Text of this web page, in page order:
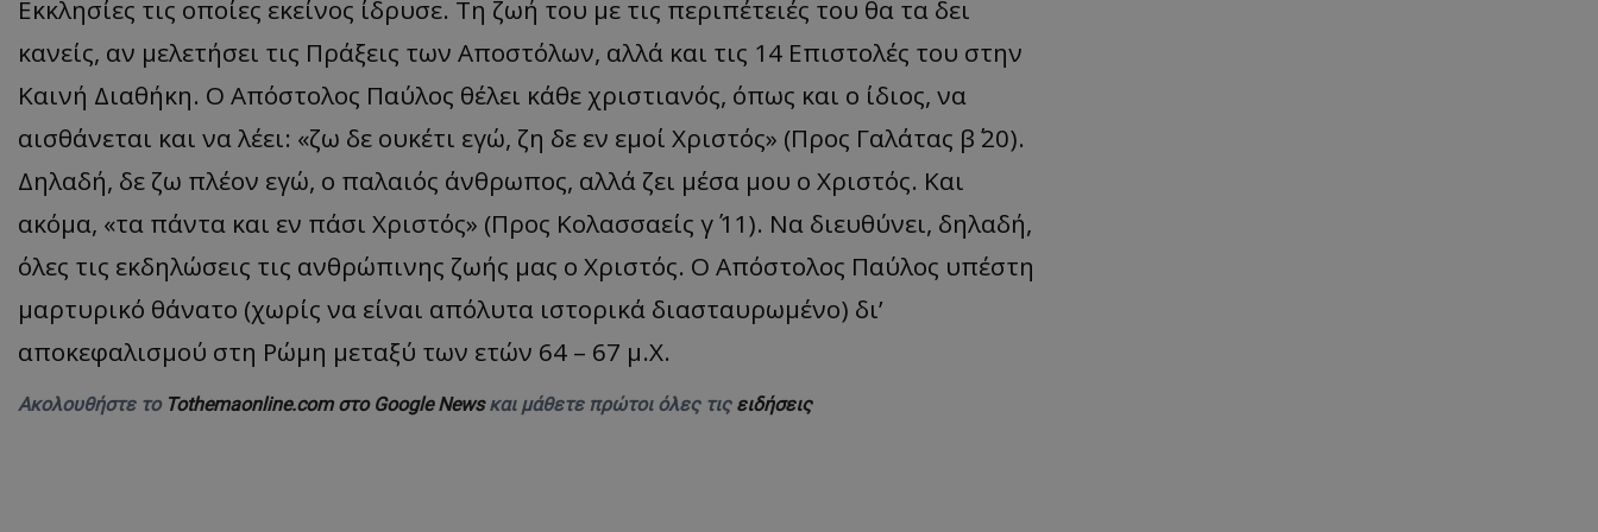
Εκκλησίες τις οποίες εκείνος ίδρυσε. Τη ζωή του με τις περιπέτειές του θα τα δει
κανείς, αν μελετήσει τις Πράξεις των Αποστόλων, αλλά και τις 14 Επιστολές του στην
Καινή Διαθήκη. Ο Απόστολος Παύλος θέλει κάθε χριστιανός, όπως και ο ίδιος, να
αισθάνεται και να λέει: «ζω δε ουκέτι εγώ, ζη δε εν εμοί Χριστός» (Προς Γαλάτας β΄ 20).
Δηλαδή, δε ζω πλέον εγώ, ο παλαιός άνθρωπος, αλλά ζει μέσα μου ο Χριστός. Και
ακόμα, «τα πάντα και εν πάσι Χριστός» (Προς Κολασσαείς γ΄ 11). Να διευθύνει, δηλαδή,
όλες τις εκδηλώσεις τις ανθρώπινης ζωής μας ο Χριστός. Ο Απόστολος Παύλος υπέστη
μαρτυρικό θάνατο (χωρίς να είναι απόλυτα ιστορικά διασταυρωμένο) δι’
αποκεφαλισμού στη Ρώμη μεταξύ των ετών 64 – 67 μ.Χ.
Ακολουθήστε το Tothemaonline.com στο Google Newsκαι μάθετε πρώτοι όλες τις ειδήσεις
themasports.tothemaonline.com
Doubleclick και παρέχει
πληροφορίες σχετικά με τον τρόπο
χρησιμοποιεί τον ιστότοπο και
έχει δει ο τελικός χρήστης πριν
επισκεφθεί τον εν λόγω ιστότοπο.
VISITOR_PRIVACY_METADATA
YouTube
.youtube.com
5 μήνες 4
εβδομάδες
Αυτό το cookie χρησιμοποιείται
συγκατάθεση του χρήστη και τις
επιλογές απορρήτου για την
ιστοσελίδα. Καταγράφει δεδομένα
σχετικά με τη συγκατάθεση του
__cf_bm
Cloudflare Inc.
.onesignal.com